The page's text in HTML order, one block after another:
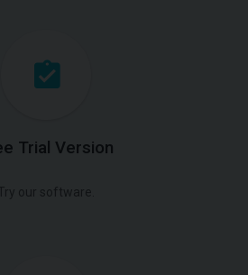
Trial Version
our software.